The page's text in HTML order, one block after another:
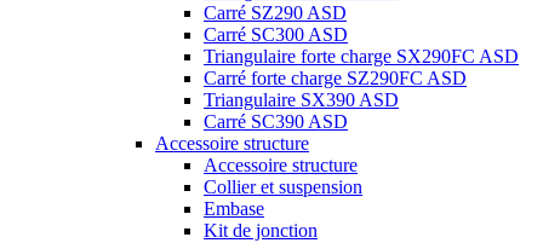
Carré SZ290 ASD
Carré SC300 ASD
Triangulaire forte charge SX290FC ASD
Carré forte charge SZ290FC ASD
Triangulaire SX390 ASD
Carré SC390 ASD
Accessoire structure
Accessoire structure
Collier et suspension
Embase
Kit de jonction